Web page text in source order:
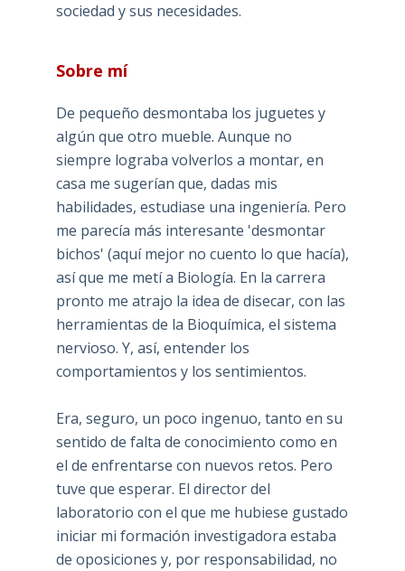
sociedad y sus necesidades.
Sobre mí
De pequeño desmontaba los juguetes y
algún que otro mueble. Aunque no
siempre lograba volverlos a montar, en
casa me sugerían que, dadas mis
habilidades, estudiase una ingeniería. Pero
me parecía más interesante 'desmontar
bichos' (aquí mejor no cuento lo que hacía),
así que me metí a Biología. En la carrera
pronto me atrajo la idea de disecar, con las
herramientas de la Bioquímica, el sistema
nervioso. Y, así, entender los
comportamientos y los sentimientos.
Era, seguro, un poco ingenuo, tanto en su
sentido de falta de conocimiento como en
el de enfrentarse con nuevos retos. Pero
tuve que esperar. El director del
laboratorio con el que me hubiese gustado
iniciar mi formación investigadora estaba
de oposiciones y, por responsabilidad, no